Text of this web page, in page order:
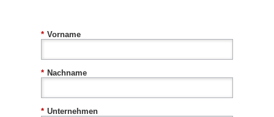
* Vorname
* Nachname
* Unternehmen